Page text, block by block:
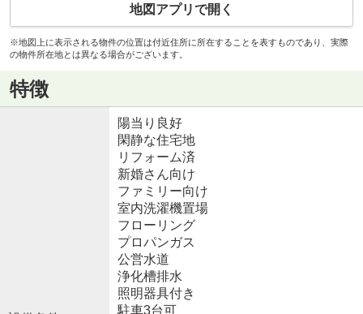
地図アプリで開く
※地図上に表示される物件の位置は付近住所に所在することを表すものであり、実際
の物件所在地とは異なる場合がございます。
特徴
陽当り良好
閑静な住宅地
リフォーム済
新婚さん向け
ファミリー向け
室内洗濯機置場
フローリング
プロパンガス
公営水道
浄化槽排水
照明器具付き
駐車3台可